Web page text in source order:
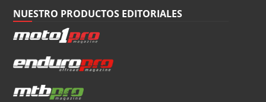
NUESTRO PRODUCTOS EDITORIALES